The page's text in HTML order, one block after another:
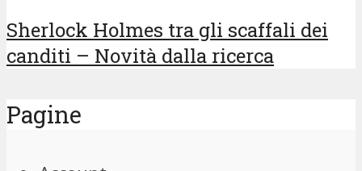
Sherlock Holmes tra gli scaffali dei
canditi – Novità dalla ricerca
Pagine